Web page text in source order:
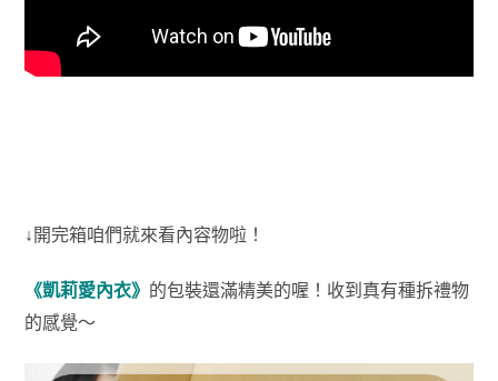
↓開完箱咱們就來看內容物啦！
《凱莉愛內衣》 的包裝還滿精美的喔！收到真有種拆禮物
的感覺～